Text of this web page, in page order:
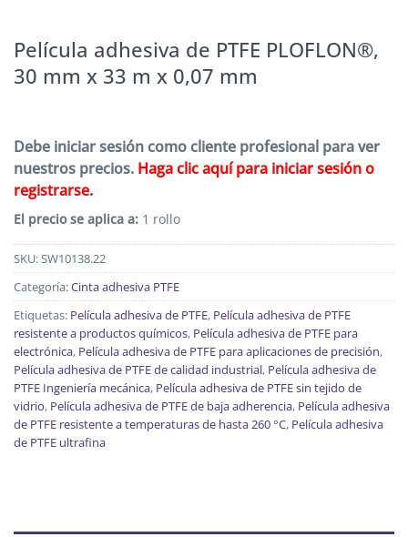
Película adhesiva de PTFE PLOFLON®,
30 mm x 33 m x 0,07 mm
Debe iniciar sesión como cliente profesional para ver
nuestros precios. Haga clic aquí para iniciar sesión o
registrarse.
El precio se aplica a: 1 rollo
SKU:SW10138.22
Categoría:Cinta adhesiva PTFE
Etiquetas: Película adhesiva de PTFE, Película adhesiva de PTFE
resistente a productos químicos, Película adhesiva de PTFE para
electrónica, Película adhesiva de PTFE para aplicaciones de precisión,
Película adhesiva de PTFE de calidad industrial, Película adhesiva de
PTFE Ingeniería mecánica, Película adhesiva de PTFE sin tejido de
vidrio, Película adhesiva de PTFE de baja adherencia, Película adhesiva
de PTFE resistente a temperaturas de hasta 260 °C, Película adhesiva
de PTFE ultrafina